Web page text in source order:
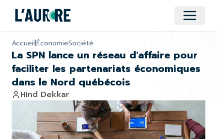
Ouvrir
Accueil|ÉconomieSociété
La SPN lance un réseau d'affaire pour
faciliter les partenariats économiques
dans le Nord québécois
Hind Dekkar